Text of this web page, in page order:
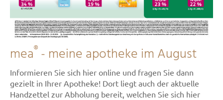
mea® - meine apotheke im August
Informieren Sie sich hier online und fragen Sie dann
gezielt in Ihrer Apotheke! Dort liegt auch der aktuelle
Handzettel zur Abholung bereit, welchen Sie sich hier